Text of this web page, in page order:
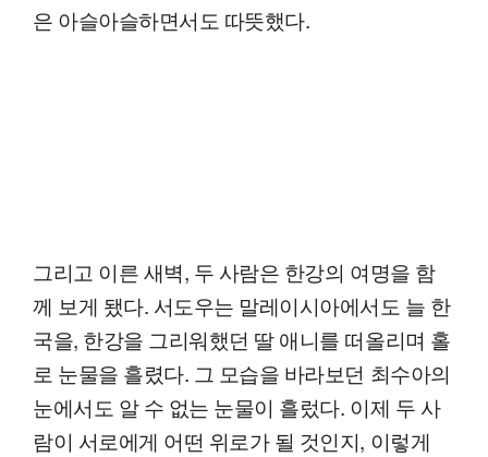
은 아슬아슬하면서도 따뜻했다.
그리고 이른 새벽, 두 사람은 한강의 여명을 함
께 보게 됐다. 서도우는 말레이시아에서도 늘 한
국을, 한강을 그리워했던 딸 애니를 떠올리며 홀
로 눈물을 흘렸다. 그 모습을 바라보던 최수아의
눈에서도 알 수 없는 눈물이 흘렀다. 이제 두 사
람이 서로에게 어떤 위로가 될 것인지, 이렇게